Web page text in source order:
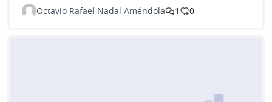
Octavio Rafael Nadal Améndola 1 0